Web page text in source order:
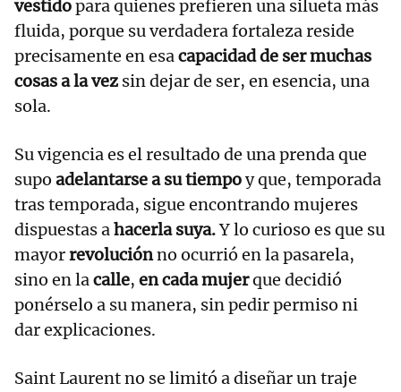
vestidopara quienes prefieren una silueta más
fluida, porque su verdadera fortaleza reside
precisamente en esacapacidad de ser muchas
cosas a la vez sin dejar de ser, en esencia, una
sola.
Su vigencia es el resultado de una prenda que
supo adelantarse a su tiempoy que, temporada
tras temporada, sigue encontrando mujeres
dispuestas ahacerla suya.Y lo curioso es que su
mayorrevoluciónno ocurrió en la pasarela,
sino en lacalle, en cada mujerque decidió
ponérselo a su manera, sin pedir permiso ni
dar explicaciones.
Saint Laurent no se limitó a diseñar un traje